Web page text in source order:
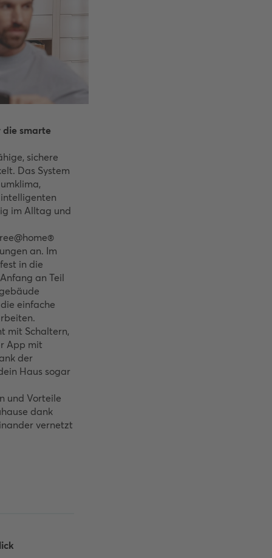
die smarte
sichere
Das System
im Alltag und
an. Im
in die
an Teil
einfache
mit Schaltern,
App mit
der
Haus sogar
und Vorteile
dank
vernetzt